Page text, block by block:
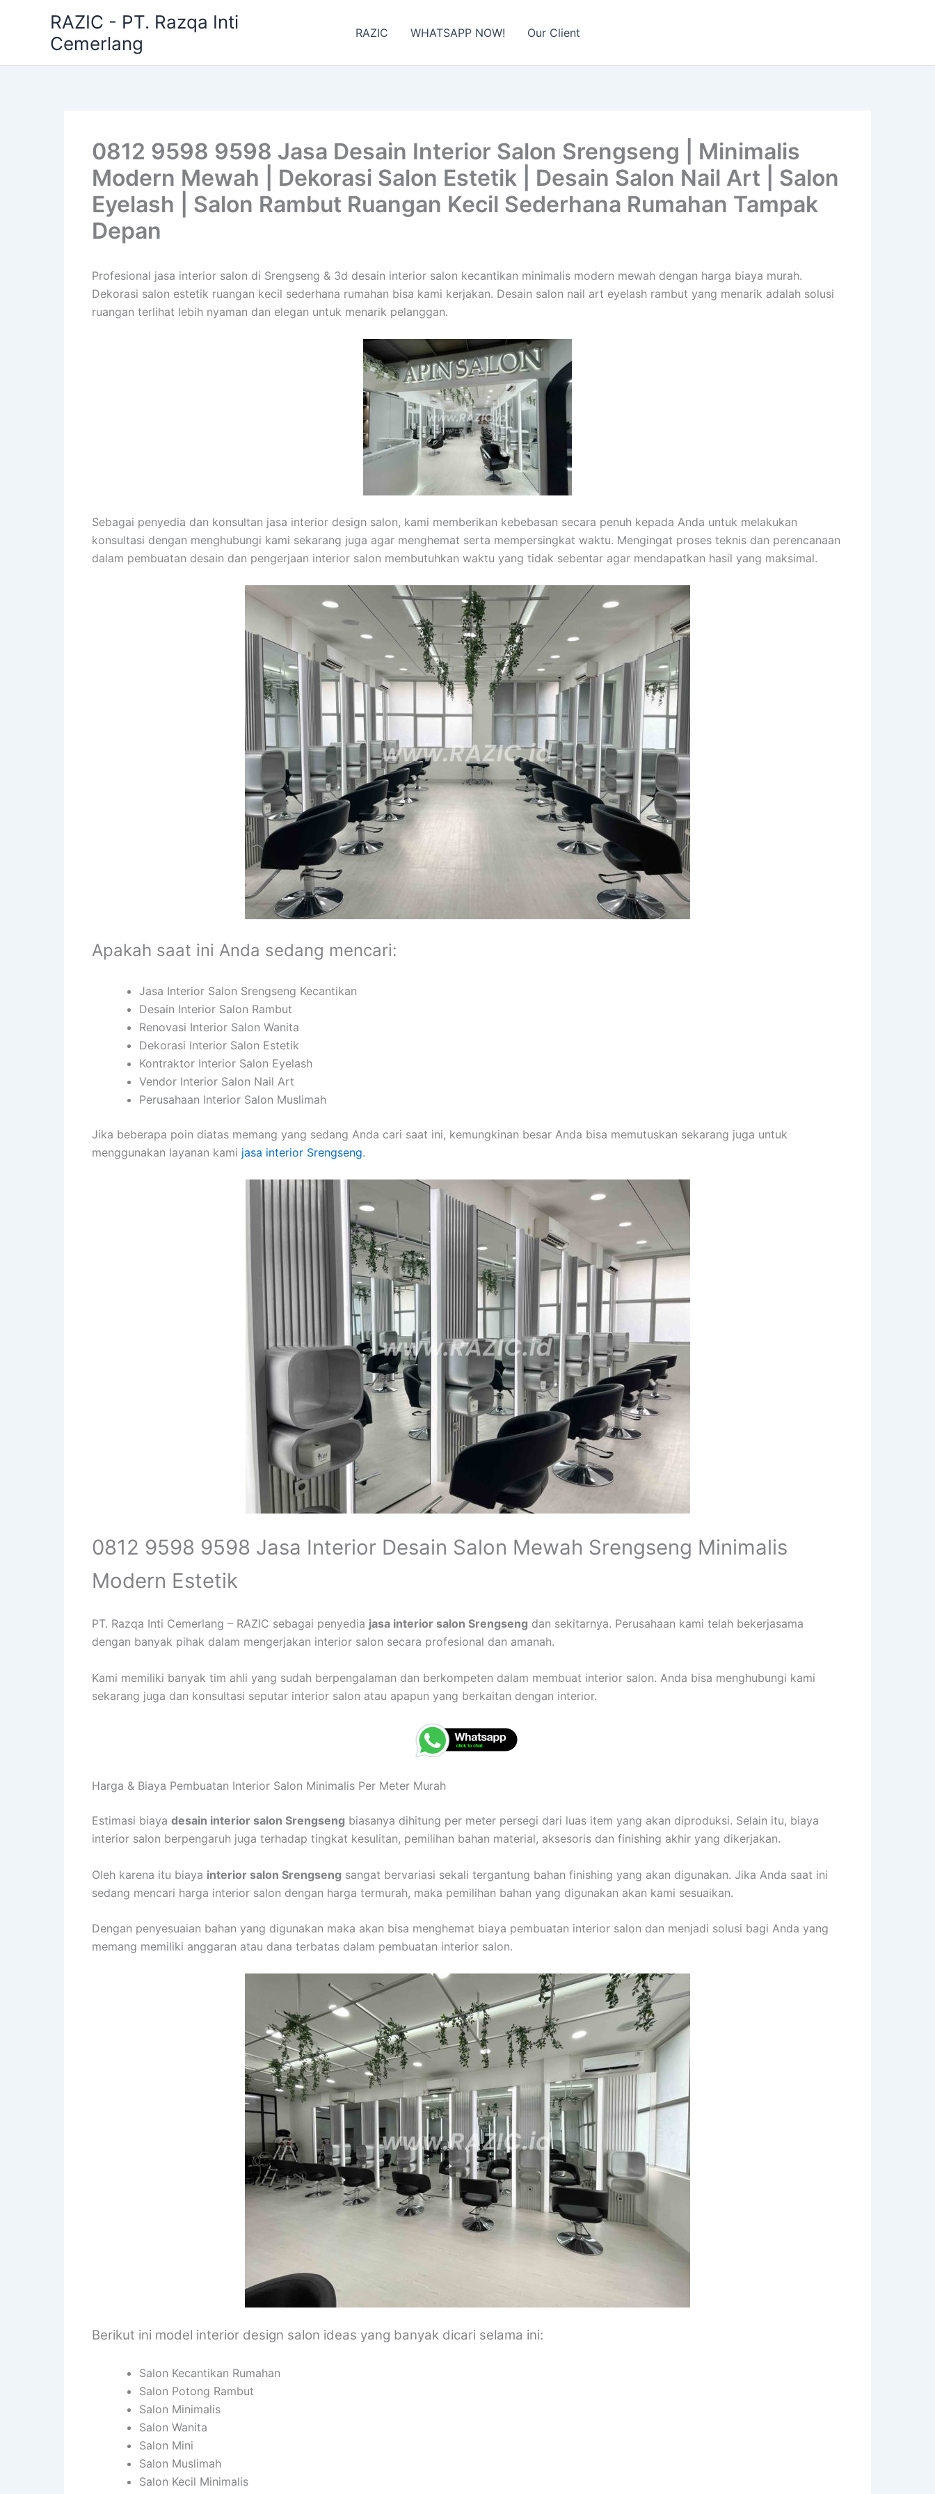
RAZIC - PT. Razqa Inti
Cemerlang
RAZIC WHATSAPP NOW! Our Client
0812 9598 9598 Jasa Desain Interior Salon Srengseng | Minimalis
Modern Mewah | Dekorasi Salon Estetik | Desain Salon Nail Art | Salon
Eyelash | Salon Rambut Ruangan Kecil Sederhana Rumahan Tampak
Depan
Profesional jasa interior salon di Srengseng & 3d desain interior salon kecantikan minimalis modern mewah dengan harga biaya murah.
Dekorasi salon estetik ruangan kecil sederhana rumahan bisa kami kerjakan. Desain salon nail art eyelash rambut yang menarik adalah solusi
ruangan terlihat lebih nyaman dan elegan untuk menarik pelanggan.
Sebagai penyedia dan konsultan jasa interior design salon, kami memberikan kebebasan secara penuh kepada Anda untuk melakukan
konsultasi dengan menghubungi kami sekarang juga agar menghemat serta mempersingkat waktu. Mengingat proses teknis dan perencanaan
dalam pembuatan desain dan pengerjaan interior salon membutuhkan waktu yang tidak sebentar agar mendapatkan hasil yang maksimal.
Apakah saat ini Anda sedang mencari:
Jasa Interior Salon Srengseng Kecantikan
Desain Interior Salon Rambut
Renovasi Interior Salon Wanita
Dekorasi Interior Salon Estetik
Kontraktor Interior Salon Eyelash
Vendor Interior Salon Nail Art
Perusahaan Interior Salon Muslimah
Jika beberapa poin diatas memang yang sedang Anda cari saat ini, kemungkinan besar Anda bisa memutuskan sekarang juga untuk
menggunakan layanan kami jasa interior Srengseng.
0812 9598 9598 Jasa Interior Desain Salon Mewah Srengseng Minimalis
Modern Estetik
PT. Razqa Inti Cemerlang – RAZIC sebagai penyedia jasa interior salon Srengseng dan sekitarnya. Perusahaan kami telah bekerjasama
dengan banyak pihak dalam mengerjakan interior salon secara profesional dan amanah.
Kami memiliki banyak tim ahli yang sudah berpengalaman dan berkompeten dalam membuat interior salon. Anda bisa menghubungi kami
sekarang juga dan konsultasi seputar interior salon atau apapun yang berkaitan dengan interior.
Harga & Biaya Pembuatan Interior Salon Minimalis Per Meter Murah
Estimasi biaya desain interior salon Srengseng biasanya dihitung per meter persegi dari luas item yang akan diproduksi. Selain itu, biaya
interior salon berpengaruh juga terhadap tingkat kesulitan, pemilihan bahan material, aksesoris dan finishing akhir yang dikerjakan.
Oleh karena itu biaya interior salon Srengseng sangat bervariasi sekali tergantung bahan finishing yang akan digunakan. Jika Anda saat ini
sedang mencari harga interior salon dengan harga termurah, maka pemilihan bahan yang digunakan akan kami sesuaikan.
Dengan penyesuaian bahan yang digunakan maka akan bisa menghemat biaya pembuatan interior salon dan menjadi solusi bagi Anda yang
memang memiliki anggaran atau dana terbatas dalam pembuatan interior salon.
Berikut ini model interior design salon ideas yang banyak dicari selama ini:
Salon Kecantikan Rumahan
Salon Potong Rambut
Salon Minimalis
Salon Wanita
Salon Mini
Salon Muslimah
Salon Kecil Minimalis